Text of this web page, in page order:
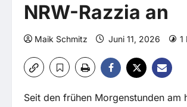
NRW-Razzia an
Maik Schmitz Juni 11, 2026 1
Seit den frühen Morgenstunden